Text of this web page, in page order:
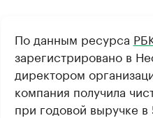
По данным ресурса
зарегистрировано в
директором
компания получила
при годовой выручке в